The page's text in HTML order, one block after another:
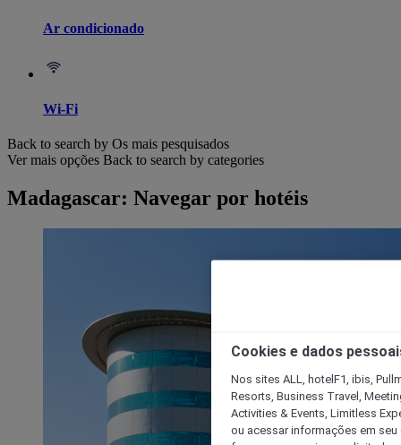
Ar condicionado
Wi-Fi
Back to search by Os mais pesquisados
Ver mais opções Back to search by categories
Madagascar: Navegar por hotéis
Cookies e dados
Nos sites ALL, hotelF1, ibis,
Resorts, Business Travel,
Activities & Events, Limitless
ou acessar informações em